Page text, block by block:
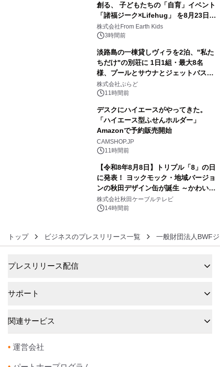
創る、 子どもたちの「自育」イベント
「諸福ジーク×Lifehug」 を8月23日
(日)開催
株式会社From Earth Kids
3時間前
淡路島の一棟貸しヴィラを2泊、"私た
ちだけ"の別荘に 1日1組・最大8名
様、プールとサウナとジェットバス付
きで Villa Mon Temps AWAJIの連泊
素泊りプラン
株式会社ぷらど
11時間前
デスクにハイエースがやってきた。
「ハイエース型ふせんホルダー」
Amazonで予約販売開始
CAMSHOP.JP
11時間前
【令和8年8月8日】トリプル「8」の日
に発表！ ヨックモック・地域バージョ
ンの秋田デザイン缶が誕生 ～かわいい
秋田犬の子犬と秋田の四季と名所を巡
るパッケージ～ 9月1日(火)秋田県内で
株式会社秋田ケーブルテレビ
14時間前
トップ ビジネスのプレスリリース一覧 一般財団法人BWF
プレスリリース配信
サポート
関連サービス
• 運営会社